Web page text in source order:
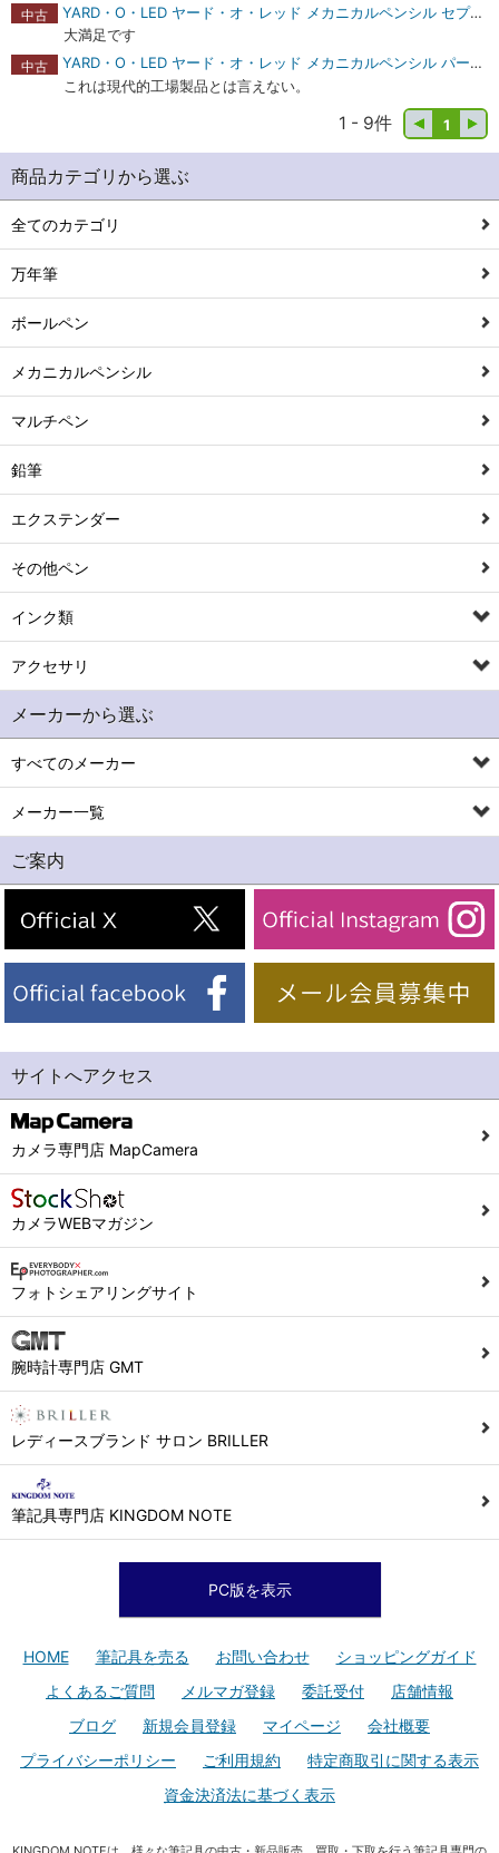
中古
YARD・O・LED ヤード・オ・レッド メカニカルペンシル セプター ガーネット 1.18mm 商品レビュー
大満足です
中古
YARD・O・LED ヤード・オ・レッド メカニカルペンシル パーフェクタ プレーン 1.18mm 商品レビュー
これは現代的工場製品とは言えない。
1
1 - 9件
商品カテゴリから選ぶ
全てのカテゴリ
万年筆
ボールペン
メカニカルペンシル
マルチペン
鉛筆
エクステンダー
その他ペン
インク類
アクセサリ
メーカーから選ぶ
すべてのメーカー
メーカー一覧
ご案内
サイトへアクセス
カメラ専門店 MapCamera
カメラWEBマガジン
フォトシェアリングサイト
腕時計専門店 GMT
レディースブランド サロン BRILLER
筆記具専門店 KINGDOM NOTE
PC版を表示
HOME 筆記具を売る お問い合わせ
ショッピングガイド
よくあるご質問
メルマガ登録 委託受付
店舗情報
ブログ
新規会員登録 マイページ
会社概要
プライバシーポリシー
ご利用規約
特定商取引に関する表示
資金決済法に基づく表示